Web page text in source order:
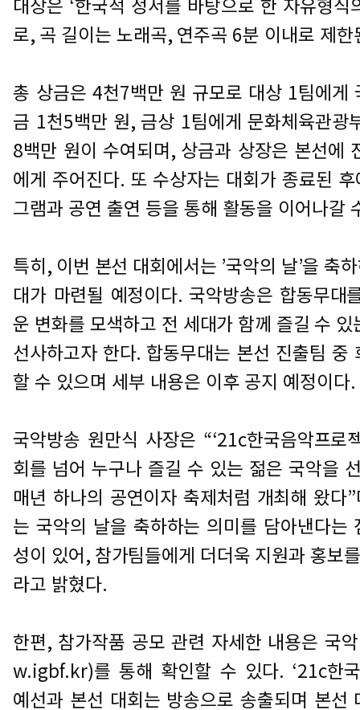
로, 곡 길이는 노래곡, 연주곡 6분 이내로 제한
총 상금은 4천7백만 원 규모로 대상 1팀에게
금 1천5백만 원, 금상 1팀에게 문화체육관광
8백만 원이 수여되며, 상금과 상장은 본선에
에게 주어진다. 또 수상자는 대회가 종료된
그램과 공연 출연 등을 통해 활동을 이어나갈
특히, 이번 본선 대회에서는 ’국악의 날’을 축
대가 마련될 예정이다.국악방송은 합동무대
운 변화를 모색하고 전 세대가 함께 즐길 수
선사하고자 한다. 합동무대는 본선 진출팀 중
할 수 있으며 세부 내용은 이후 공지 예정이다.
국악방송 원만식 사장은 “‘21c한국음악프로
회를 넘어 누구나 즐길 수 있는 젊은 국악을
매년 하나의 공연이자 축제처럼 개최해 왔다”
는 국악의 날을 축하하는 의미를 담아낸다는
성이 있어, 참가팀들에게 더더욱 지원과 홍보
라고 밝혔다.
한편, 참가작품 공모 관련 자세한 내용은 국
w.igbf.kr)를 통해 확인할 수 있다. ‘21c한
예선과 본선 대회는 방송으로 송출되며 본선